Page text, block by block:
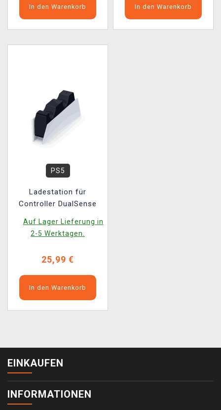
In den Warenkorb In den Warenkorb
PS5
Ladestation für
Controller DualSense
Auf Lager Lieferung in
2-5 Werktagen.
25,99 €
In den Warenkorb
EINKAUFEN
INFORMATIONEN